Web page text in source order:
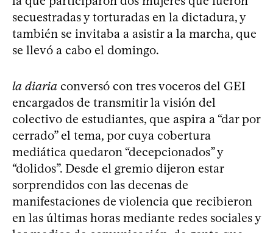
secuestradas y torturadas en la dictadura, y
también se invitaba a asistir a la marcha, que
se llevó a cabo el domingo.
la diaria conversó con tres voceros del GEI
encargados de transmitir la visión del
colectivo de estudiantes, que aspira a “dar por
cerrado” el tema, por cuya cobertura
mediática quedaron “decepcionados” y
“dolidos”. Desde el gremio dijeron estar
sorprendidos con las decenas de
manifestaciones de violencia que recibieron
en las últimas horas mediante redes sociales y